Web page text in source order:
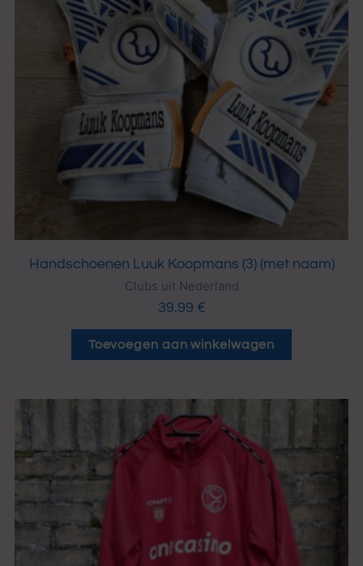
Handschoenen Luuk Koopmans (3) (met naam)
Clubs uit Nederland
39.99 €
Toevoegen aan winkelwagen